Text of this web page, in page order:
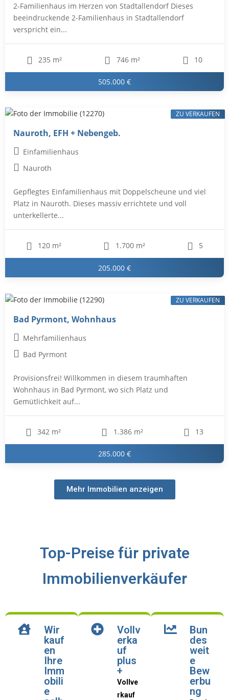
2-Familienhaus im Herzen von Stadtallendorf Dieses
beeindruckende 2-Familienhaus in Stadtallendorf
verspricht ein...
235 m² 746 m² 10
505.000 €
Nauroth, EFH + Nebengeb.
Einfamilienhaus
Nauroth
Gepflegtes Einfamilienhaus mit Doppelscheune und viel
Platz in Nauroth. Dieses massiv errichtete und voll
unterkellerte...
120 m² 1.700 m² 5
205.000 €
ZU VERKAUFEN
Bad Pyrmont, Wohnhaus
Mehrfamilienhaus
Bad Pyrmont
Provisionsfrei! Willkommen in diesem traumhaften
Wohnhaus in Bad Pyrmont, wo sich Platz und
Gemütlichkeit auf...
342 m² 1.386 m² 13
285.000 €
ZU VERKAUFEN
Mehr Immobilien anzeigen
Top-Preise für private
Immobilienverkäufer
Wir
kauf
en
Ihre
Imm
obili
e
Vollv
erka
uf
plus
+
Vollve
rkauf
Bun
des
weit
e
Bew
erbu
ng